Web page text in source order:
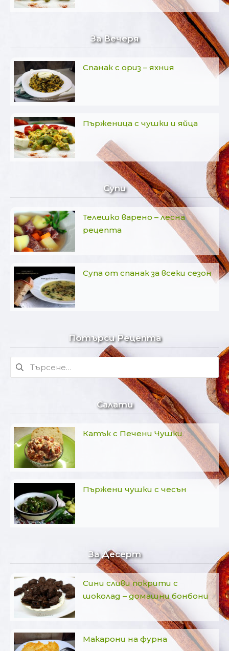
За Вечеря
Спанак с ориз – яхния
Пърженица с чушки и яйца
Супи
Телешко варено – лесна
рецепта
Супа от спанак за всеки сезон
Потърси Рецепта
Търсене
за:
Салати
Катък с Печени Чушки
Пържени чушки с чесън
За Десерт
Сини сливи покрити с
шоколад – домашни бонбони
Макарони на фурна